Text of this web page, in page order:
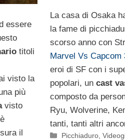
La casa di Osaka
la fame di
scorso anno con
Marvel Vs Capcom
eroi di SF con i
popolari, uncast
composto da
Ryu, Wolverine,
tanti, tanti altri
Categorie
Picchiaduro ,
essere
titoli
visto la
più
visto
il